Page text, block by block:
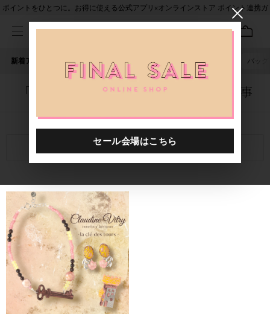
ポイントをひとつに。お得に使える公式アプリ×オンラインストア ポイント連携ガ
新着アイテム 人気ワード セール 40th限定 バッグ
「1048301.2610027.0001」に関する記事
関連キーワード